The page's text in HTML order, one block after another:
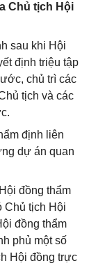
Chủ tịch Hội
sau khi Hội
định triệu tập
chủ trì các
tịch và các
định liên
dự án quan
đồng thẩm
Chủ tịch Hội
đồng thẩm
phủ một số
Hội đồng trực